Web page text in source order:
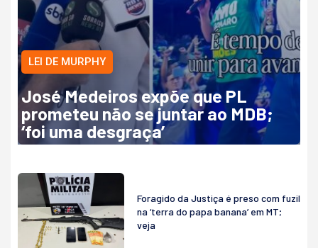
LEI DE MURPHY
José Medeiros expõe que PL
prometeu não se juntar ao MDB;
‘foi uma desgraça’
Foragido da Justiça é preso com fuzil
na ‘terra do papa banana’ em MT;
veja